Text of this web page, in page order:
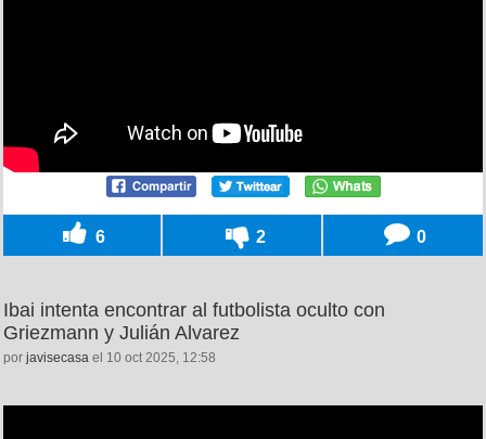
6 2 0
Ibai intenta encontrar al futbolista oculto con
Griezmann y Julián Alvarez
por javisecasa el 10 oct 2025, 12:58